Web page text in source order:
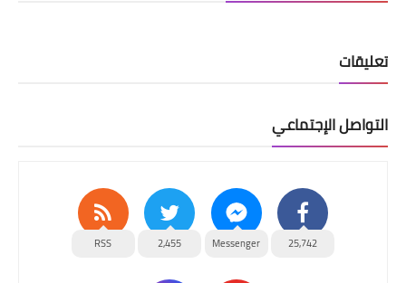
تعليقات
التواصل الإجتماعي
25,742
Messenger
2,455
RSS